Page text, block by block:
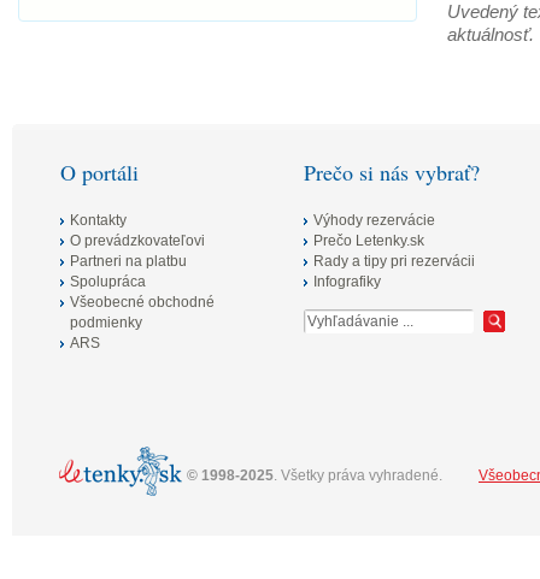
ponúka niečo pre každého – od
Uvedený
aktuálnosť.
O portáli
Kontakty
O prevádzkovateľovi
Partneri na platbu
Spolupráca
Všeobecné obchodné
podmienky
ARS
Prečo si nás vybrať?
Výhody rezervácie
Prečo Letenky.sk
Rady a tipy pri rezervácii
Infografiky
© 1998-2025. Všetky práva vyhradené.